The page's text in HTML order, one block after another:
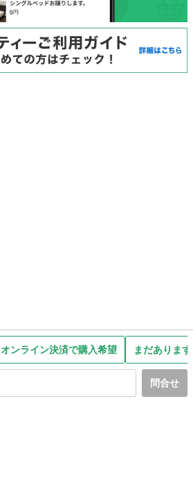
オンライン決済で購入希望 まだありま
問合せ